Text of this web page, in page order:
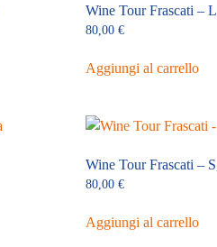
Wine Tour Frascati –
80,00 €
Aggiungi al carrello
Wine Tour Frascati –
80,00 €
Aggiungi al carrello